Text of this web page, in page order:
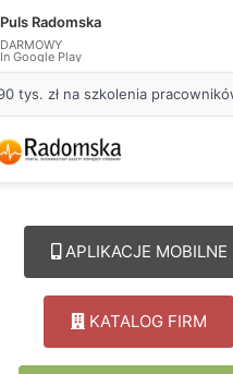
APLIKACJE MOBILNE
KATALOG FIRM
Puls Radomska
DARMOWY
In Google Play